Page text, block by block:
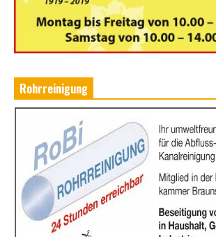
Rohrreinigung